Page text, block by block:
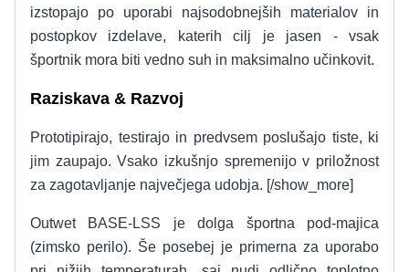
izstopajo po uporabi najsodobnejših materialov in
postopkov izdelave, katerih cilj je jasen - vsak
športnik mora biti vedno suh in maksimalno učinkovit.
Raziskava & Razvoj
Prototipirajo, testirajo in predvsem poslušajo tiste, ki
jim zaupajo. Vsako izkušnjo spremenijo v priložnost
za zagotavljanje največjega udobja. [/show_more]
Outwet BASE-LSS je dolga športna pod-majica
(zimsko perilo). Še posebej je primerna za uporabo